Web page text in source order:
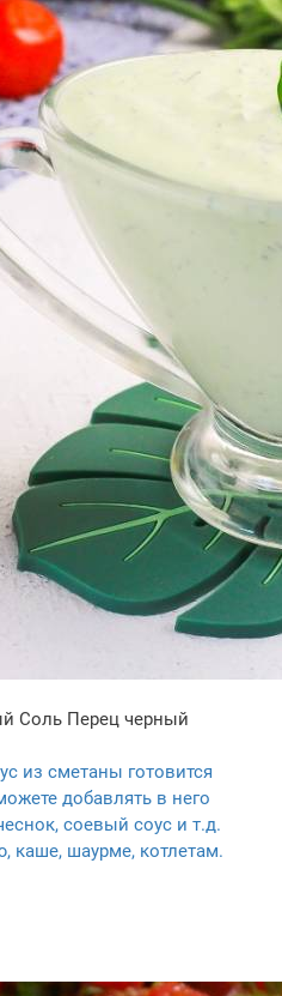
Соль Перец черный
из сметаны готовится
добавлять в него
соевый соус и т.д.
каше, шаурме, котлетам.